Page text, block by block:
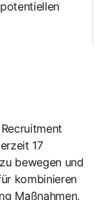
17
bewegen und
kombinieren
Maßnahmen,